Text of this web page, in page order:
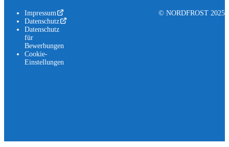
Impressum
Datenschutz
Datenschutz
für
Bewerbungen
Cookie-
Einstellungen
© NORDFROST 2025